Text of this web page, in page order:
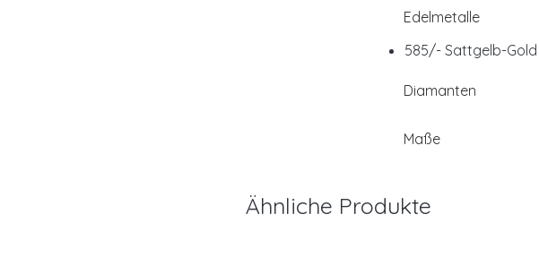
Edelmetalle
585/- Sattgelb-Gold
Diamanten
Maße
Ähnliche Produkte